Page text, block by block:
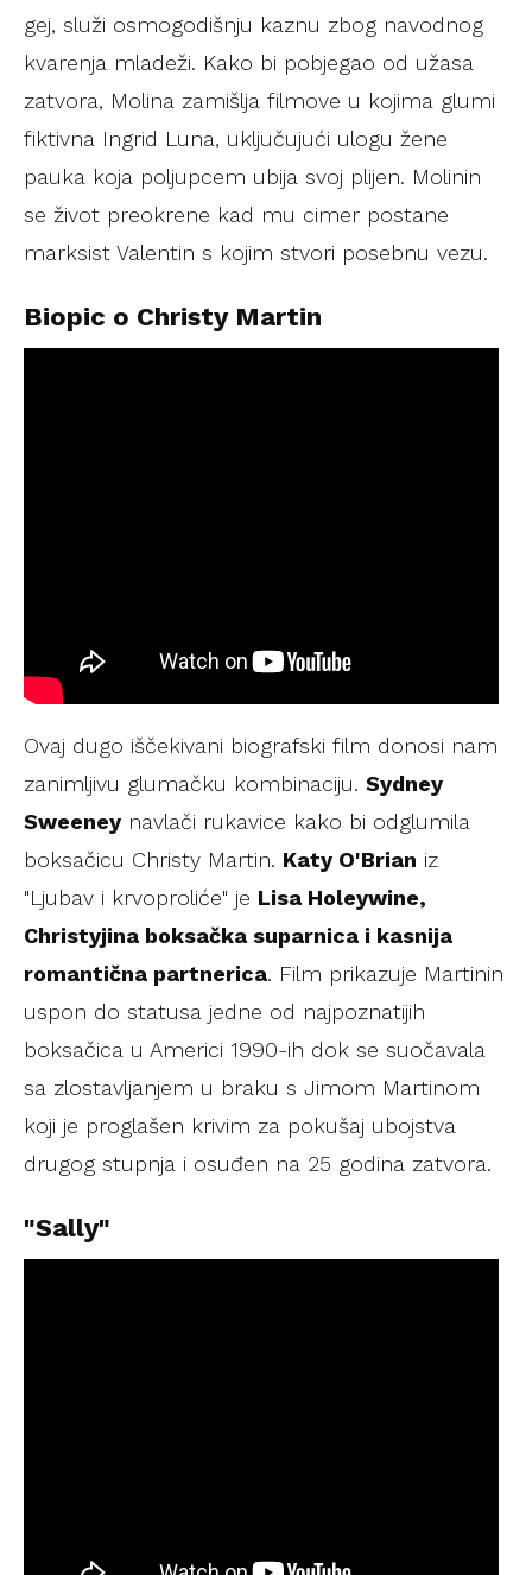
gej, služi osmogodišnju kaznu zbog navodnog
kvarenja mladeži. Kako bi pobjegao od užasa
zatvora, Molina zamišlja filmove u kojima glumi
fiktivna Ingrid Luna, uključujući ulogu žene
pauka koja poljupcem ubija svoj plijen. Molinin
se život preokrene kad mu cimer postane
marksist Valentin s kojim stvori posebnu vezu.
Biopic o Christy Martin
Ovaj dugo iščekivani biografski film donosi nam
zanimljivu glumačku kombinaciju. Sydney
Sweeney navlači rukavice kako bi odglumila
boksačicu Christy Martin. Katy O'Brian iz
"Ljubav i krvoproliće" je Lisa Holeywine,
Christyjina boksačka suparnica i kasnija
romantična partnerica. Film prikazuje Martinin
uspon do statusa jedne od najpoznatijih
boksačica u Americi 1990-ih dok se suočavala
sa zlostavljanjem u braku s Jimom Martinom
koji je proglašen krivim za pokušaj ubojstva
drugog stupnja i osuđen na 25 godina zatvora.
"Sally"